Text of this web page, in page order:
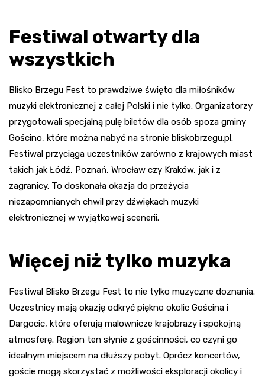
Festiwal otwarty dla
wszystkich
Blisko Brzegu Fest to prawdziwe święto dla miłośników
muzyki elektronicznej z całej Polski i nie tylko. Organizatorzy
przygotowali specjalną pulę biletów dla osób spoza gminy
Gościno, które można nabyć na stronie bliskobrzegu.pl.
Festiwal przyciąga uczestników zarówno z krajowych miast
takich jak Łódź, Poznań, Wrocław czy Kraków, jak i z
zagranicy. To doskonała okazja do przeżycia
niezapomnianych chwil przy dźwiękach muzyki
elektronicznej w wyjątkowej scenerii.
Więcej niż tylko muzyka
Festiwal Blisko Brzegu Fest to nie tylko muzyczne doznania.
Uczestnicy mają okazję odkryć piękno okolic Gościna i
Dargocic, które oferują malownicze krajobrazy i spokojną
atmosferę. Region ten słynie z gościnności, co czyni go
idealnym miejscem na dłuższy pobyt. Oprócz koncertów,
goście mogą skorzystać z możliwości eksploracji okolicy i